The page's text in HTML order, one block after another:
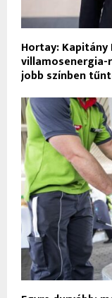
Hortay:
jobb színben